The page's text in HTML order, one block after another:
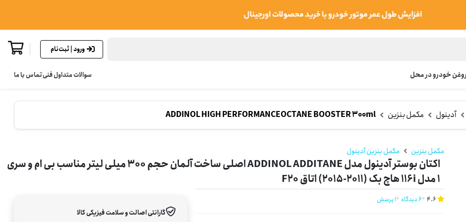
ورود | ثبت‌نام
خودرو در محل سوالات متداول فنیتماس با ما
آدینول مکمل بنزین ADDINOL HIGH PERFORMANCEOCTANE BOOSTER 300ml
مکمل بنزین مکمل بنزین آدینول
اکتان بوستر آدینول مدل ADDINOL ADDITANE اصلی ساخت آلمان حجم 300 میلی لیتر مناسب بی ام و سری
1 مدل 116i هاچ بک (2011-2015) اتاق F20
4.6 6 دیدگاه
1 پرسش
گارانتی اصالت و سلامت فیزیکی کالا